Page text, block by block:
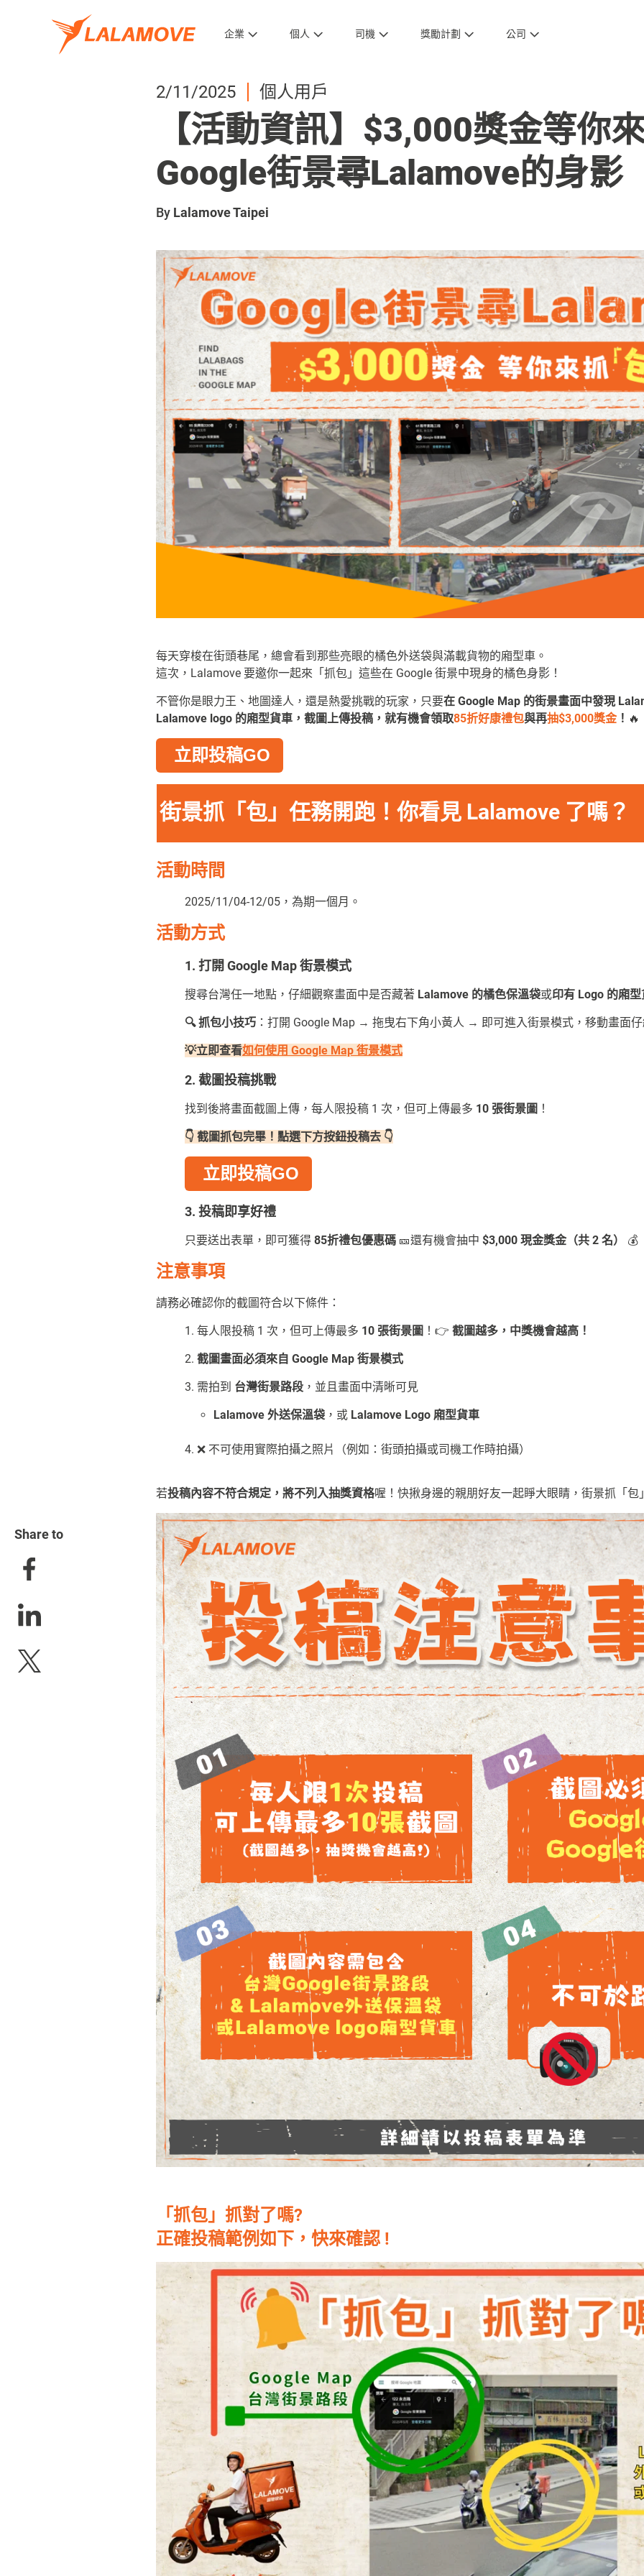
企業 個人 司機 獎勵計劃 公司
2/11/2025 個人用戶
【活動資訊】$3,000獎金等你
Google街景尋Lalamove的身影
By Lalamove Taipei
每天穿梭在街頭巷尾，總會看到那些亮眼的橘色外送袋與滿載貨物的廂型車。
這次，Lalamove 要邀你一起來「抓包」這些在 Google 街景中現身的橘色身影！
不管你是眼力王、地圖達人，還是熱愛挑戰的玩家，只要在 Google Map 的街景畫面中發現
Lalamove logo 的廂型貨車，截圖上傳投稿，就有機會領取85折好康禮包與再抽$3,000獎金！ 🔥
立即投稿GO
街景抓「包」任務開跑！你看見 Lalamove 了嗎？
活動時間
2025/11/04-12/05，為期一個月。
活動方式
1. 打開 Google Map 街景模式
搜尋台灣任一地點，仔細觀察畫面中是否藏著 Lalamove 的橘色保溫袋或印有 Logo 的廂型
🔍 抓包小技巧 ：打開 Google Map → 拖曳右下角小黃人 → 即可進入街景模式，移動畫面
💡立即查看如何使用 Google Map 街景模式
2. 截圖投稿挑戰
找到後將畫面截圖上傳，每人限投稿 1 次，但可上傳最多 10 張街景圖 ！
👇 截圖抓包完畢！點選下方按鈕投稿去 👇
立即投稿GO
3. 投稿即享好禮
只要送出表單，即可獲得 85折禮包優惠碼 🎫還有機會抽中 $3,000 現金獎金（共 2 名） 💰
注意事項
請務必確認你的截圖符合以下條件：
1. 每人限投稿 1 次，但可上傳最多 10 張街景圖 ！ 👉 截圖越多，中獎機會越高！
2. 截圖畫面必須來自 Google Map 街景模式
3. 需拍到 台灣街景路段 ，並且畫面中清晰可見
Lalamove 外送保溫袋 ，或 Lalamove Logo 廂型貨車
4. ❌ 不可使用實際拍攝之照片（例如： 街頭拍攝或司機工作時拍攝）
若投稿內容不符合規定，將不列入抽獎資格喔！快揪身邊的親朋好友一起睜大眼睛，街景抓「包
「抓包」抓對了嗎?
正確投稿範例如下，快來確認 !
Share to